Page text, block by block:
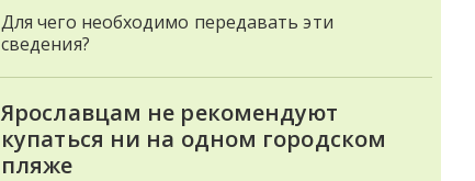
Для чего необходимо передавать эти
сведения?
Ярославцам не рекомендуют
купаться ни на одном городском
пляже